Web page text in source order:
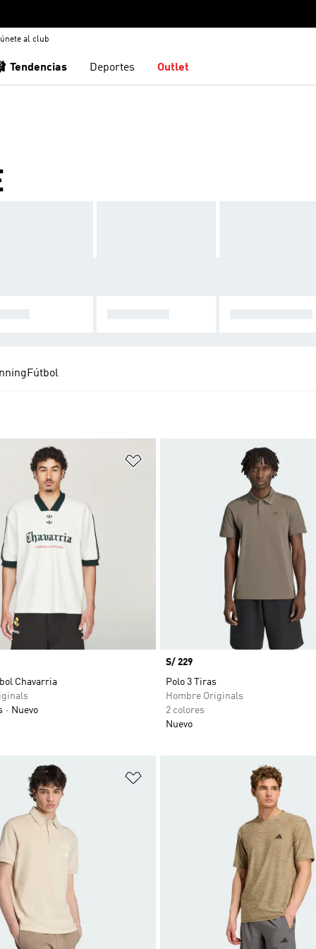
únete al club
Tendencias Deportes Outlet
Fútbol
de deseos Añadir a la lista de deseos
Chavarria
Nuevo
Precio
S/ 229
Polo 3 Tiras
Hombre Originals
2 colores
Nuevo
de deseos Añadir a la lista de deseos